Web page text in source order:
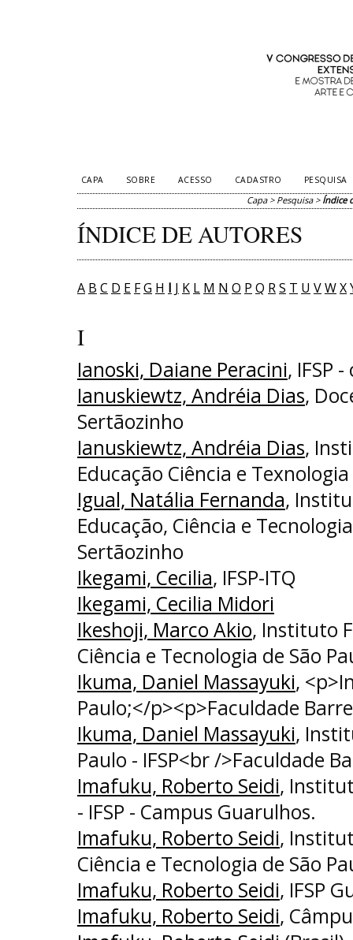
CAPA SOBRE ACESSO CADASTRO PESQUISA
Capa> Pesquisa> Índice
ÍNDICE DE AUTORES
A B C D E FG H I J K L M N O P Q RS T U VWX
I
Ianoski, Daiane Peracini, IFSP
Ianuskiewtz, Andréia Dias,
Sertãozinho
Ianuskiewtz, Andréia Dias,
Educação Ciência e
Igual, Natália Fernanda,
Educação, Ciência e
Sertãozinho
Ikegami, Cecilia, IFSP-ITQ
Ikegami, Cecilia Midori
Ikeshoji, Marco Akio, Instituto
Ciência e Tecnologia de São
Ikuma, Daniel Massayuki,
Paulo;</p><p>Faculdade
Ikuma, Daniel Massayuki,
Paulo - IFSP<br />Faculdade
Imafuku, Roberto Seidi,
- IFSP - Campus Guarulhos.
Imafuku, Roberto Seidi,
Ciência e Tecnologia de São
Imafuku, Roberto Seidi, IFSP
Imafuku, Roberto Seidi,